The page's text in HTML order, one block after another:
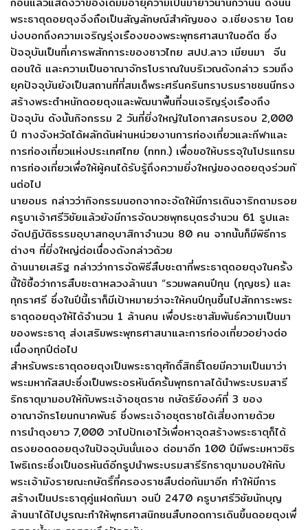
พระธาตุดอยตุงจึงถือเป็นสัญลักษณ์สำคัญของ จ.เชียงราย โดย
บ่งบอกถึงความเจริญรุ่งเรืองของพระพุทธศาสนาในอดีต ซึ่ง
ปัจจุบันเป็นที่เคารพสักการะของชาวไทย สปป.ลาว เมียนมา จีน
ตอนใต้ และความเป็นอาณาจักรโบราณในบริเวณดังกล่าว รวมถึง
ยุคปัจจุบันยังเป็นสถานที่ที่สมเด็พระศรีนครินทราบรมราชชนนีทรง
สร้างพระตำหนักดอยตุงและพัฒนาพื้นที่จนเจริญรุ่งเรืองถึง
ปัจจุบัน ดังนั้นกิจกรรม 2 วันที่ยิ่งใหญ่ในโอกาสครบรอบ 2,000
ปี ทางจังหวัดได้ผลักดันผ่านหน่วยงานการท่องเที่ยวและกีฬาและ
การท่องเที่ยวแห่งประเทศไทย (ททท.) เพื่อขอให้บรรจุในโปรแกรม
การท่องเที่ยวเพื่อให้ผู้คนได้รับรู้ถึงความยิ่งใหญ่ของดอยตุงร่วมกั
นต่อไป
นายอมร กล่าวว่ากิจกรรมนอกจากจะจัดให้มีการเดินจาริกตามรอย
ครูบาเจ้าศรีวิชัยแล้วยังมีการจัดบวชพุทธบุตรจำนวน 61 รูปและ
จัดปฏิบัติธรรมอุบาสกอุบาสิกาจำนวน 80 คน จากนั้นก็มีพิธีการ
ต่างๆ ที่ยิ่งใหญ่ต่อเนื่องดังกล่าวด้วย
ด้านนายเสริฐ กล่าวว่าการจัดพิธีสืบชะตาที่พระธาตุดอยตุงในครั้ง
นี้ใช้ชื้อว่าการสืบชะตาหลวงล้านนา “รวมพลคนปีกุน (กุญชร) และ
ทุกราศรี ซึ่งในปีนี้เราก็มีเป้าหมายว่าจะให้คนปีกุนขึ้นไปสักการะพระ
ธาตุดอยตุงให้ได้จำนวน 1 ล้านคน เพื่อประชาสัมพันธ์ความเป็นมา
ของพระธาตุ ส่งเสริมพระพุทธศาสนาและการท่องเที่ยวอย่างต่อ
เนื่องทุกปีต่อไป
สำหรับพระธาตุดอยตุงเป็นพระธาตุศักดิ์สิทธิ์โดยมีความเป็นมาว่า
พระมหากัสสปะซึ่งเป็นพระอรหันต์ครั้นพุทธกาลได้นำพระบรมสารี
ริกธาตุมามอบให้กับพระเจ้าอชุตราช กษัตริย์องค์ที่ 3 ของ
อาณาจักรโยนกนาคพันธ์ ซึ่งพระเจ้าอชุตราชได้เสี่ยงทายด้วย
การนำตุงยาว 7,000 วาไปปักเอาไว้เพื่อหาจุดสร้างพระธาตุก็ได้
ตรงยอดดอยตุงในปัจจุบันนั่นเอง ต่อมาอีก 100 ปีมีพระมหาวชิร
โพธิเถระซึ่งเป็นอรหันต์อีกรูปนำพระบรมสารีริกธาตุมามอบให้กับ
พระเจ้ามังรายณะกษัตริ์ที่ครองราชสืบต่อกันมาอีก ทำให้มีการ
สร้างเป็นประธาตุคู่แฝดกันมา จนปี 2470 ครูบาศรีวิชัยนักบุญ
ล้านนาได้ไปบูรณะทำให้พุทธศาสนิกชนสืบทอดการเดินขึ้นดอยตุงเพื่